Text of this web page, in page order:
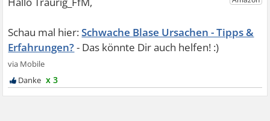
Schwache Blase Ursachen - Tipps &
Erfahrungen?
x 3